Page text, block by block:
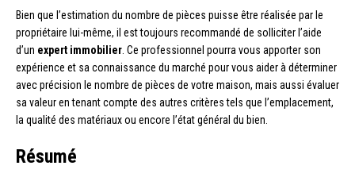
Bien que l’estimation du nombre de pièces puisse être réalisée par le
propriétaire lui-même, il est toujours recommandé de solliciter l’aide
d’un expert immobilier . Ce professionnel pourra vous apporter son
expérience et sa connaissance du marché pour vous aider à déterminer
avec précision le nombre de pièces de votre maison, mais aussi évaluer
sa valeur en tenant compte des autres critères tels que l’emplacement,
la qualité des matériaux ou encore l’état général du bien.
Résumé